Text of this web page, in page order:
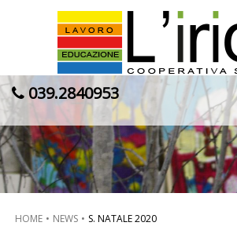
039.2840953
HOME NEWS S. NATALE 2020